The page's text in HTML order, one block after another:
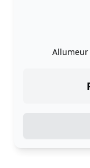
Allumeur